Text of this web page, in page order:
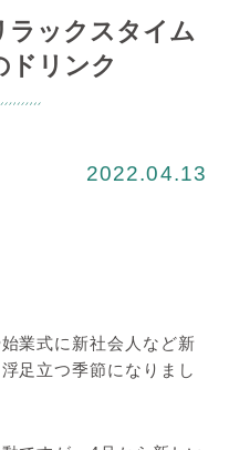
ックスタイム
ドリンク
2022.04.13
業式に新社会人など新
足立つ季節になりまし